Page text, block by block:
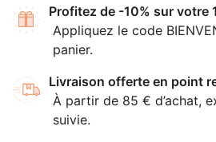
Profitez de -10% sur votre
Appliquez le code
panier.
Livraison offerte en point
À partir de 85 € d’achat,
suivie.